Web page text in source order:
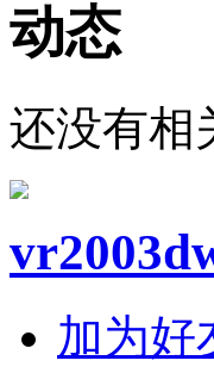
动态
还没有相
加为好